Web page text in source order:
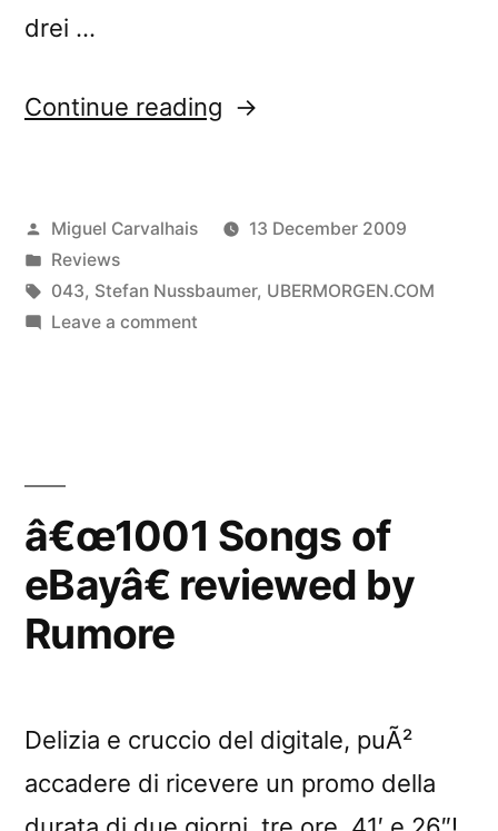
drei …
Continue reading “â€œ1001
eBayâ€
reviewed
Posted
by
Miguel Carvalhais
13 December 2009
Posted
in
Reviews
Tags:
043, Stefan Nussbaumer, UBERMORGEN.COM
Leave a commenton
Terz
â€œ1001 Songs of
eBayâ€ reviewed by
Rumore
Delizia e cruccio del digitale, puÃ²
accadere di ricevere un promo della